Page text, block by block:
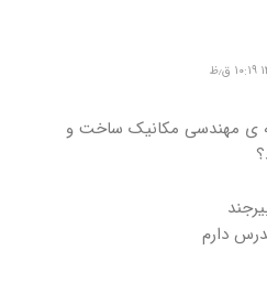
ی ۷ و تراز ۷۱۳۱ رسته ی مهندسی مکانیک ساخت و
دارم